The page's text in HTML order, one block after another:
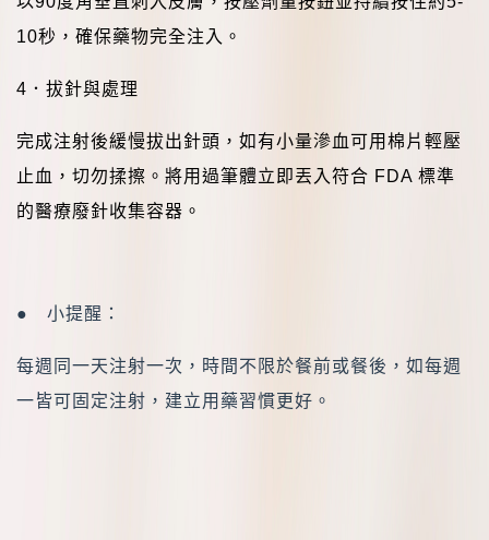
10秒，確保藥物完全注入。
4 ． 拔針與處理
完成注射後緩慢拔出針頭，如有小量滲血可用棉片輕壓
止血，切勿揉擦。將用過筆體立即丟入符合 FDA 標準
的醫療廢針收集容器。
● 小提醒：
每週同一天注射一次，時間不限於餐前或餐後，如每週
一皆可固定注射，建立用藥習慣更好。